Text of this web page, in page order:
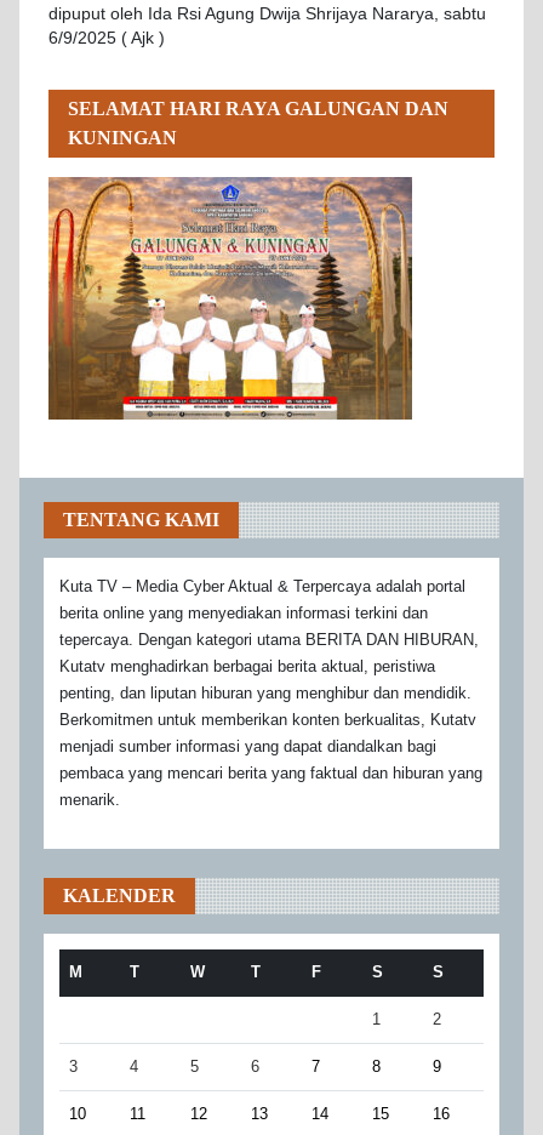
dipuput oleh Ida Rsi Agung Dwija Shrijaya Nararya, sabtu
6/9/2025 ( Ajk )
SELAMAT HARI RAYA GALUNGAN DAN
KUNINGAN
TENTANG KAMI
Kuta TV – Media Cyber Aktual & Terpercaya adalah portal
berita online yang menyediakan informasi terkini dan
tepercaya. Dengan kategori utama BERITA DAN HIBURAN,
Kutatv menghadirkan berbagai berita aktual, peristiwa
penting, dan liputan hiburan yang menghibur dan mendidik.
Berkomitmen untuk memberikan konten berkualitas, Kutatv
menjadi sumber informasi yang dapat diandalkan bagi
pembaca yang mencari berita yang faktual dan hiburan yang
menarik.
KALENDER
M T W T F S S
1 2
3 4 5 6 7 8 9
10 11 12 13 14 15 16